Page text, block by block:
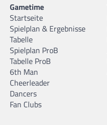
Gametime
Startseite
Spielplan & Ergebnisse
Tabelle
Spielplan ProB
Tabelle ProB
6th Man
Cheerleader
Dancers
Fan Clubs